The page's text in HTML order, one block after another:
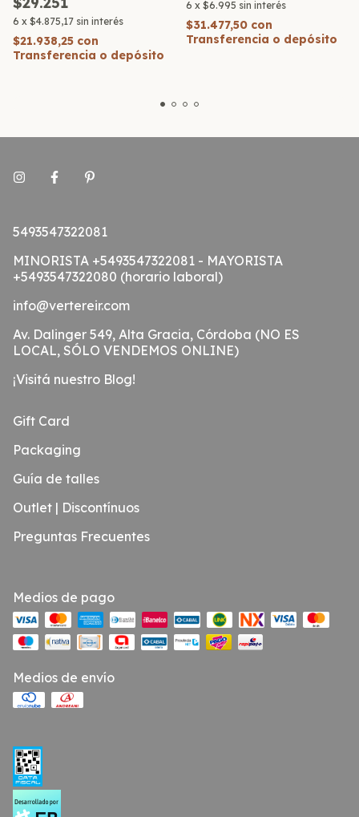
6 x $4.875,17 sin interés
$21.938,25 con
Transferencia o depósito
6 x $6.995 sin interés
$31.477,50 con
Transferencia o depósito
5493547322081
MINORISTA +5493547322081 - MAYORISTA
+5493547322080 (horario laboral)
info@vertereir.com
Av. Dalinger 549, Alta Gracia, Córdoba (NO ES
LOCAL, SÓLO VENDEMOS ONLINE)
¡Visitá nuestro Blog!
Gift Card
Packaging
Guía de talles
Outlet | Discontínuos
Preguntas Frecuentes
Medios de pago
Medios de envío